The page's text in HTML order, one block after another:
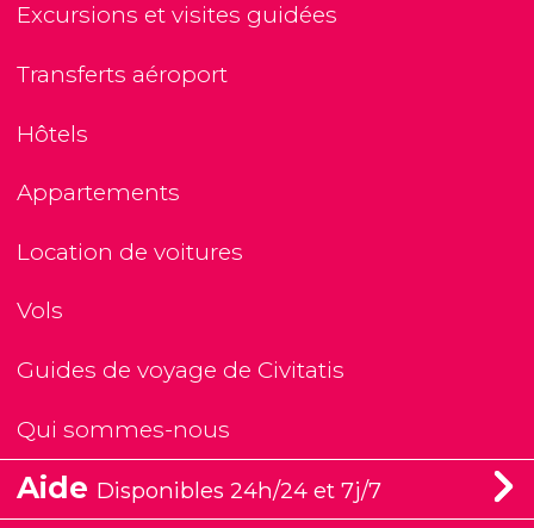
Excursions et visites guidées
Transferts aéroport
Hôtels
Appartements
Location de voitures
Vols
Guides de voyage de Civitatis
Qui sommes-nous
Aide Disponibles 24h/24 et 7j/7